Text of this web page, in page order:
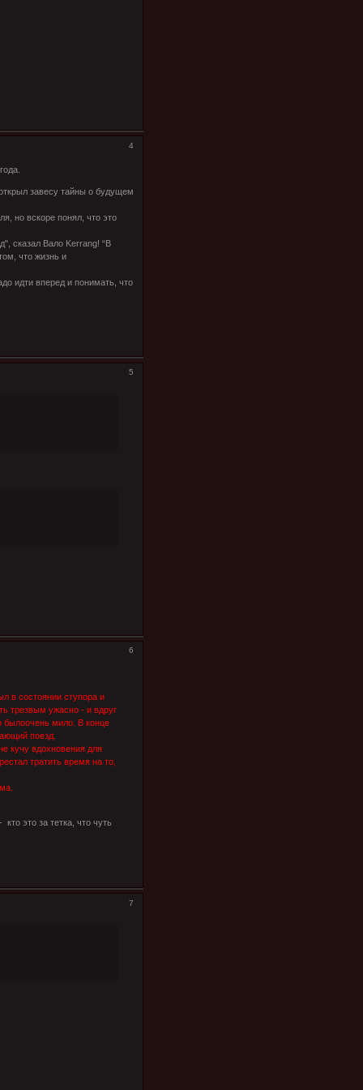
4
завесу тайны о будущем
но вскоре понял, что это
сказал Вало Kerrang! “В
что жизнь и
идти вперед и понимать, что
5
6
в состоянии ступора и
трезвым ужасно - и вдруг
былоочень мило. В конце
поезд.
кучу вдохновения для
тратить время на то,
это за тетка, что чуть
7